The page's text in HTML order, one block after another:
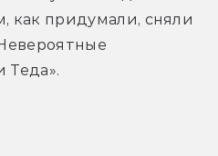
как придумали, сняли
Теда».